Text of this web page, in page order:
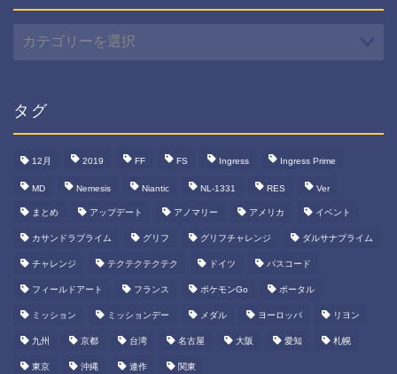
テ
ー
タグ
12月 2019 FF FS Ingress Ingress Prime
MD Nemesis Niantic NL-1331 RES Ver
まとめ アップデート アノマリー アメリカ イベント
カサンドラプライム グリフ グリフチャレンジ ダルサナプライム
チャレンジ テクテクテクテク ドイツ パスコード
フィールドアート フランス ポケモンGo ポータル
ミッション ミッションデー メダル ヨーロッパ リヨン
九州 京都 台湾 名古屋 大阪 愛知 札幌
東京 沖縄 連作 関東